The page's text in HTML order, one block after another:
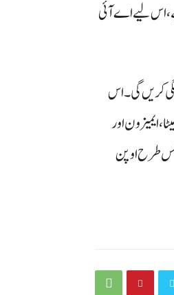
اس لیے اے آئی
کریں گی۔ اس
ایمیزون اور
کس طرح اوپن